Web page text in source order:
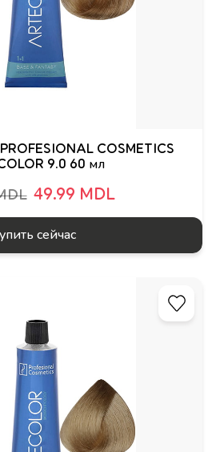
COSMETICS
9.0 60 мл
49.99 MDL
сейчас